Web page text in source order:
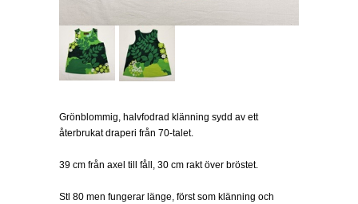
Grönblommig, halvfodrad klänning sydd av ett
återbrukat draperi från 70-talet.
39 cm från axel till fåll, 30 cm rakt över bröstet.
Stl 80 men fungerar länge, först som klänning och